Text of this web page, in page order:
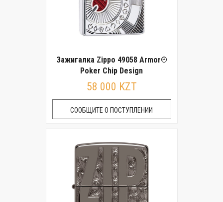
Зажигалка Zippo 49058 Armor®
Poker Chip Design
58 000 KZT
СООБЩИТЕ О ПОСТУПЛЕНИИ